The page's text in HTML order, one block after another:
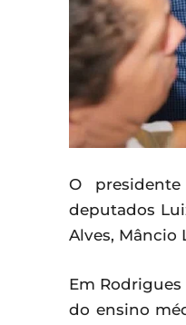
O
deputados
Alves, Mâncio
Em
do ensino